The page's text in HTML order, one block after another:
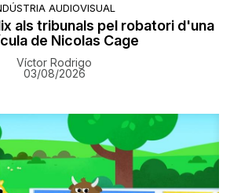
AUDIOVISUAL
als tribunals pel robatori d'una
de Nicolas Cage
Víctor Rodrigo
03/08/2026